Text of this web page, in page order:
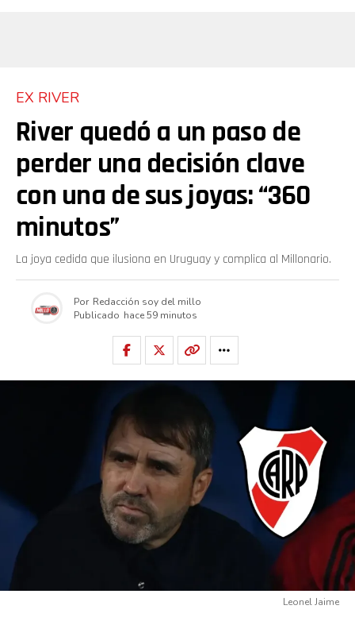
EX RIVER
River quedó a un paso de
perder una decisión clave
con una de sus joyas: “360
minutos”
La joya cedida que ilusiona en Uruguay y complica al Millonario.
Por Redacción soy del millo
Publicado hace 59 minutos
Leonel Jaime